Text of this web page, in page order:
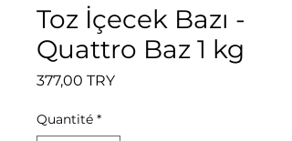
Toz İçecek Bazı -
Quattro Baz 1 kg
377,00 TRYPrix
Quantité *